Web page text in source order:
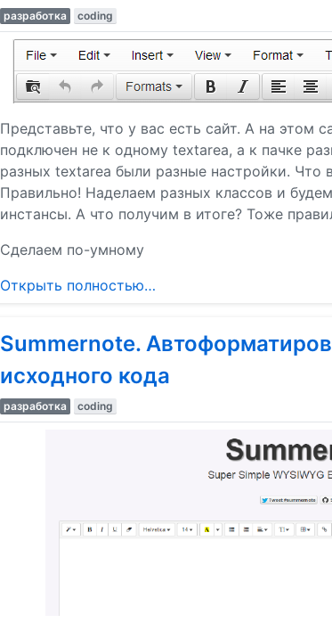
разработка coding
Представьте, что у вас есть сайт. А на этом
подключен не к одному textarea, а к пачке
разных textarea были разные настройки. Что
Правильно! Наделаем разных классов и
инстансы. А что получим в итоге? Тоже
Сделаем по-умному
Открыть полностью…
Summernote.
исходного кода
разработка coding